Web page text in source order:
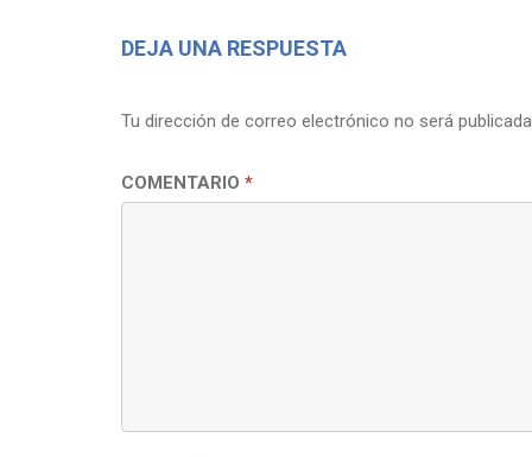
DEJA UNA RESPUESTA
Tu dirección de correo electrónico no será publicada.
COMENTARIO *